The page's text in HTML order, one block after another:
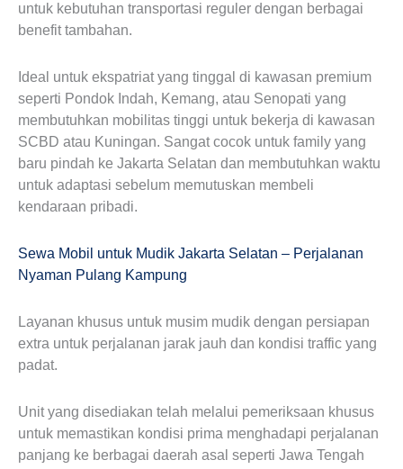
untuk kebutuhan transportasi reguler dengan berbagai
benefit tambahan.
Ideal untuk ekspatriat yang tinggal di kawasan premium
seperti Pondok Indah, Kemang, atau Senopati yang
membutuhkan mobilitas tinggi untuk bekerja di kawasan
SCBD atau Kuningan. Sangat cocok untuk family yang
baru pindah ke Jakarta Selatan dan membutuhkan waktu
untuk adaptasi sebelum memutuskan membeli
kendaraan pribadi.
Sewa Mobil untuk Mudik Jakarta Selatan – Perjalanan
Nyaman Pulang Kampung
Layanan khusus untuk musim mudik dengan persiapan
extra untuk perjalanan jarak jauh dan kondisi traffic yang
padat.
Unit yang disediakan telah melalui pemeriksaan khusus
untuk memastikan kondisi prima menghadapi perjalanan
panjang ke berbagai daerah asal seperti Jawa Tengah